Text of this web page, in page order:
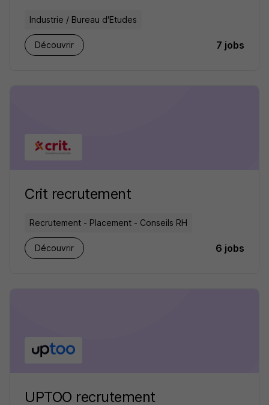
Industrie / Bureau d'Etudes
Découvrir 7 jobs
Crit recrutement
Recrutement - Placement - Conseils RH
Découvrir 6 jobs
UPTOO recrutement